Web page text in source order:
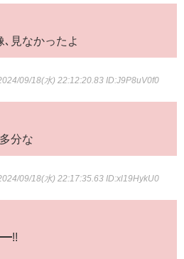
､見なかったよ
2024/09/18(水) 22:12:20.83 ID:J9P8uV0f0
分な
2024/09/18(水) 22:17:35.63 ID:xl19HykU0